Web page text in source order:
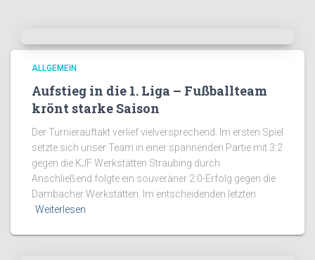
ALLGEMEIN
Aufstieg in die 1. Liga – Fußballteam
krönt starke Saison
Der Turnierauftakt verlief vielversprechend. Im ersten Spiel
setzte sich unser Team in einer spannenden Partie mit 3:2
gegen die KJF Werkstätten Straubing durch.
Anschließend folgte ein souveräner 2:0-Erfolg gegen die
Dambacher Werkstätten. Im entscheidenden letzten
Weiterlesen